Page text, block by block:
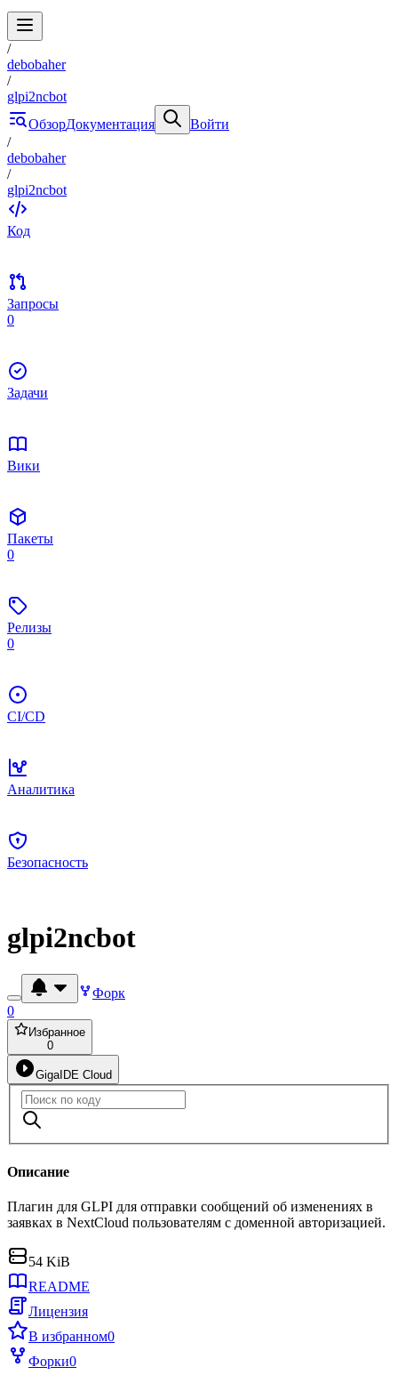
/
debobaher
/
glpi2ncbot
ОбзорДокументация
Войти
/
debobaher
/
glpi2ncbot
Код
Запросы
0
Задачи
Вики
Пакеты
0
Релизы
0
CI/CD
Аналитика
Безопасность
glpi2ncbot
Форк
0
Избранное
0
GigaIDE Cloud
Описание
Плагин для GLPI для отправки сообщений об изменениях в
заявках в NextCloud пользователям с доменной авторизацией.
54 KiB
README
Лицензия
В избранном0
Форки0